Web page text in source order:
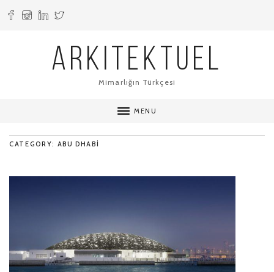
ARKITEKTUEL
Mimarlığın Türkçesi
MENU
CATEGORY: ABU DHABI